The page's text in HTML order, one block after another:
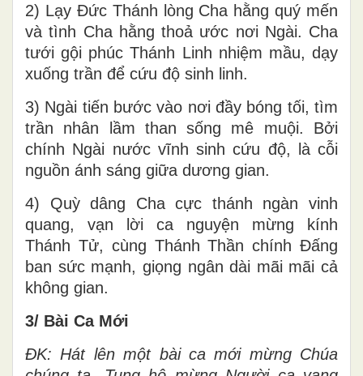
2) Lạy Đức Thánh lòng Cha hằng quý mến
và tình Cha hằng thoả ước nơi Ngài. Cha
tưới gội phúc Thánh Linh nhiệm mầu, dạy
xuống trần để cứu độ sinh linh.
3) Ngài tiến bước vào nơi đầy bóng tối, tìm
trần nhân lầm than sống mê muội. Bởi
chính Ngài nước vĩnh sinh cứu độ, là cỗi
nguồn ánh sáng giữa dương gian.
4) Quỳ dâng Cha cực thánh ngàn vinh
quang, vạn lời ca nguyện mừng kính
Thánh Tử, cùng Thánh Thần chính Đấng
ban sức mạnh, giọng ngân dài mãi mãi cả
không gian.
3/ Bài Ca Mới
ĐK: Hát lên một bài ca mới mừng Chúa